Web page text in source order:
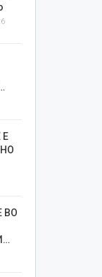
Е
ВО